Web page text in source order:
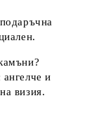
ангелче и
визия.